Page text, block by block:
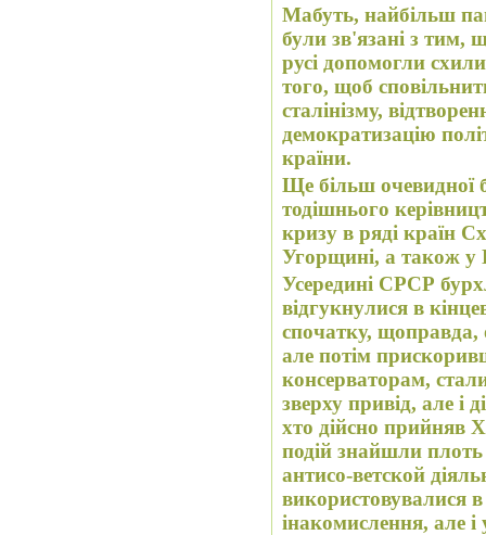
Мабуть, найбільш
були зв'язані з тим,
русі допомогли
того, щоб
сталінізму,
демократизацію
країни.
Ще більш очевидної
тодішнього
кризу в ряді країн
Угорщині, а також у
Усередині СРСР
відгукнулися в
спочатку,
але потім
консерваторам,
зверху привід, але і
хто дійсно прийняв
подій знайшли
антисо-ветской
використовувалися
інакомислення, але і